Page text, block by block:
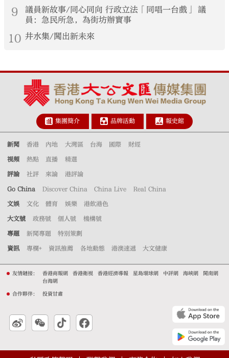
9
議員新故事/同心同向 行政立法「同唱一台戲」 議
員：急民所急，為街坊辦實事
10 井水集/闖出新未來
集團簡介 品牌活動 報史館
新聞 香港 內地 大灣區 台海 國際 財經
視頻 熱點 直播 精選
評論 社評 來論 港評論
Go China Discover China China Live Real China
文娛 文化 體育 娛樂 港飲港色
大文號 政務號 個人號 機構號
專題 新聞專題 特別策劃
資訊 專欄+ 資訊推薦 各地動態 港澳速遞 大文健康
友情鏈接： 香港商報網 香港衛視 香港經濟導報 星島環球網 中評網 海峽網
閩南網
台海網
合作夥伴： 投資甘肅